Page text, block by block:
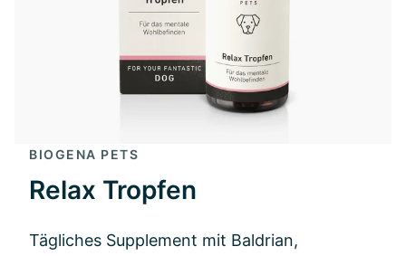
BIOGENA PETS
Relax Tropfen
Tägliches Supplement mit Baldrian,